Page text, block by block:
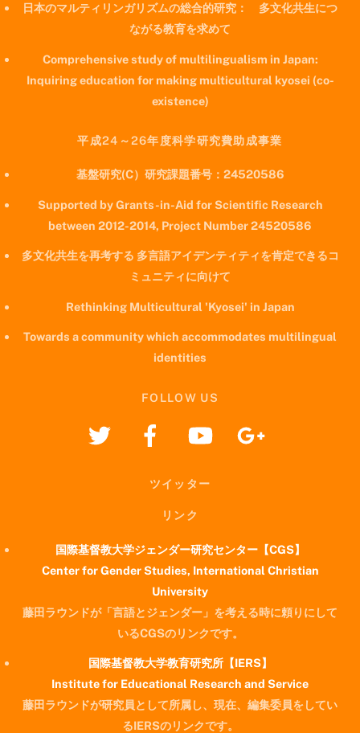
日本のマルティリンガリズムの総合的研究： 多文化共生につ
ながる教育を求めて
Comprehensive study of multilingualism in Japan:
Inquiring education for making multicultural kyosei (co-
existence)
平成24～26年度科学研究費助成事業
基盤研究(C）研究課題番号：24520586
Supported by Grants-in-Aid for Scientific Research
between 2012-2014, Project Number 24520586
多文化共生を再考する 多言語アイデンティティを肯定できるコ
ミュニティに向けて
Rethinking Multicultural 'Kyosei' in Japan
Towards a community which accommodates multilingual
identities
FOLLOW US
ツイッター
リンク
国際基督教大学ジェンダー研究センター【CGS】
Center for Gender Studies, International Christian
University
藤田ラウンドが「言語とジェンダー」を考える時に頼りにして
いるCGSのリンクです。
国際基督教大学教育研究所【IERS】
Institute for Educational Research and Service
藤田ラウンドが研究員として所属し、現在、編集委員をしてい
るIERSのリンクです。